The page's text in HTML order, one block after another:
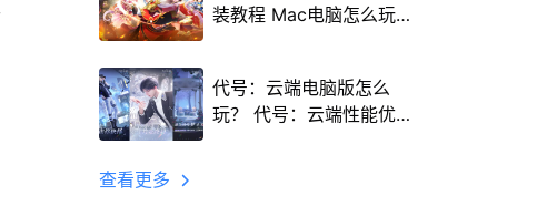
装教程 Mac电脑怎么玩
代号：云端电脑版怎么
玩？ 代号：云端性能优
查看更多